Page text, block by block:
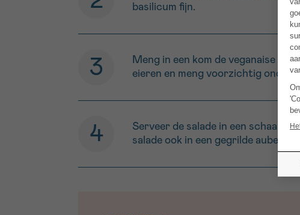
basilicum fijn.
Meng in een kom de veganaise
eieren en meng voorzichtig onder
Serveer de salade in een schaal
salade ook in een gegrilde